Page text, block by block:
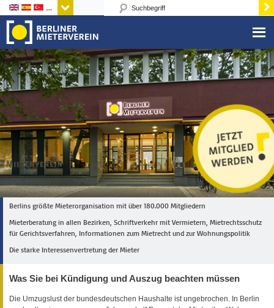
Sprachen
Berlins größte Mieterorganisation mit über 180.000 Mitgliedern
Mieterberatung in allen Bezirken, Schriftverkehr mit Vermietern, Mietrechtsschutz
für Gerichtsverfahren, Informationen zum Mietrecht und zur Wohnungspolitik
Die starke Interessenvertretung der Mieter
Was Sie bei Kündigung und Auszug beachten müssen
Die Umzugslust der bundesdeutschen Haushalte ist ungebrochen. In Berlin